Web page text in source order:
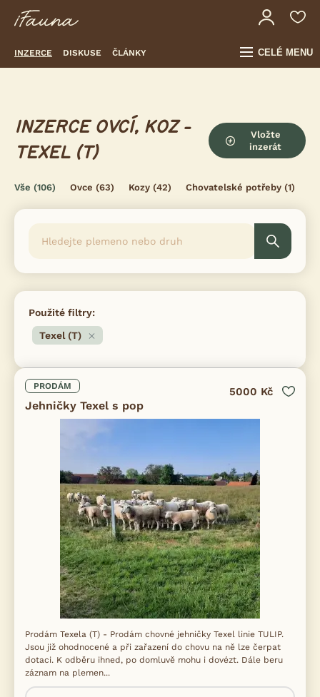
INZERCE DISKUSE ČLÁNKY CELÉ MENU
INZERCE OVCÍ, KOZ -
TEXEL (T)
Vložte
inzerát
Vše (106) Ovce (63) Kozy (42) Chovatelské potřeby (1)
Použité filtry:
Texel (T)
PRODÁM
Jehničky Texel s pop
5000 Kč
Prodám Texela (T) - Prodám chovné jehničky Texel linie TULIP.
Jsou již ohodnocené a při zařazení do chovu na ně lze čerpat
dotaci. K odběru ihned, po domluvě mohu i dovézt. Dále beru
záznam na plemen...